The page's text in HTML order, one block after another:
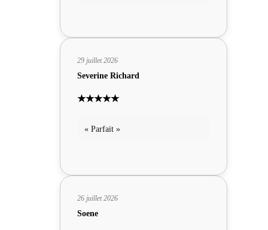
29 juillet 2026
Severine Richard
★★★★★
« Parfait »
26 juillet 2026
Soene